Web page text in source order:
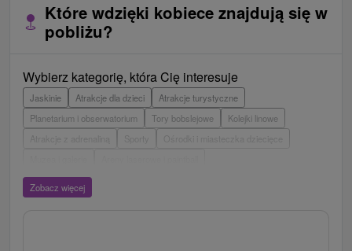
Które wdzięki kobiece znajdują się w
pobliżu?
Wybierz kategorię, która Cię interesuje
Jaskinie Atrakcje dla dzieci
Atrakcje turystyczne
Planetarium i obserwatorium
Tory bobslejowe
Kolejki linowe
Atrakcje z adrenaliną
Wieże obserwacyjne i chodniki
Escaperoom
Zobacz więcej